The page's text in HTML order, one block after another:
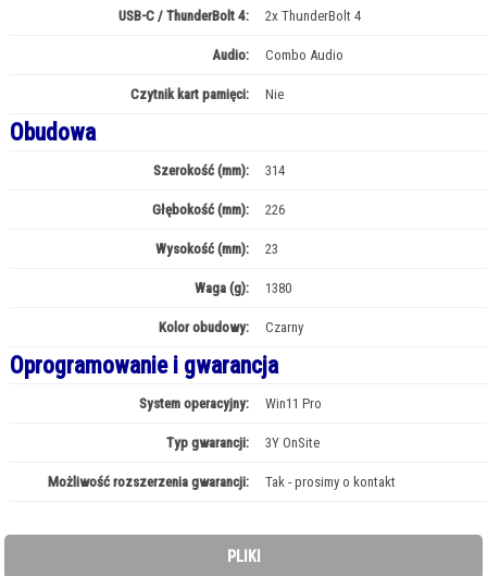
USB-C / ThunderBolt 4: 2x ThunderBolt 4
Audio: Combo Audio
Czytnik kart pamięci: Nie
Obudowa
Szerokość (mm): 314
Głębokość (mm): 226
Wysokość (mm): 23
Waga (g): 1380
Kolor obudowy: Czarny
Oprogramowanie i gwarancja
System operacyjny: Win11 Pro
Typ gwarancji: 3Y OnSite
Możliwość rozszerzenia gwarancji: Tak - prosimy o kontakt
PLIKI